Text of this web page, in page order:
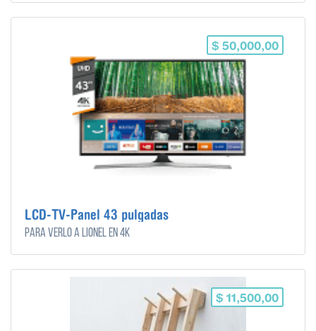
$ 50,000,00
LCD-TV-Panel 43 pulgadas
Para verlo a Lionel en 4K
$ 11,500,00